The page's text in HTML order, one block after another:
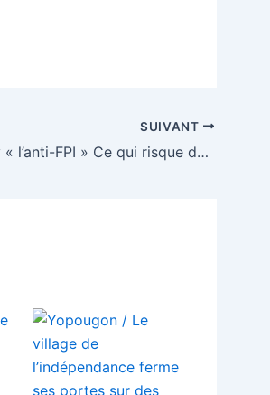
SUIVANT
Koulibaly « l’anti-FPI » Ce qui risque de perdre le président de Lider